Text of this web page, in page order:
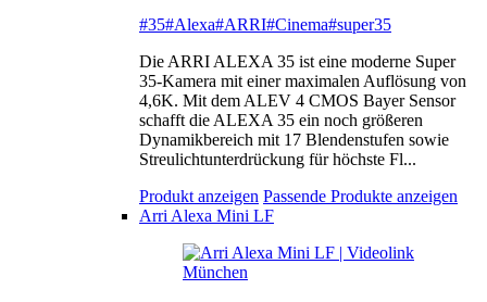
#35#Alexa#ARRI#Cinema#super35
Die ARRI ALEXA 35 ist eine moderne Super
35-Kamera mit einer maximalen Auflösung von
4,6K. Mit dem ALEV 4 CMOS Bayer Sensor
schafft die ALEXA 35 ein noch größeren
Dynamikbereich mit 17 Blendenstufen sowie
Streulichtunterdrückung für höchste Fl...
Produkt anzeigen Passende Produkte anzeigen
Arri Alexa Mini LF